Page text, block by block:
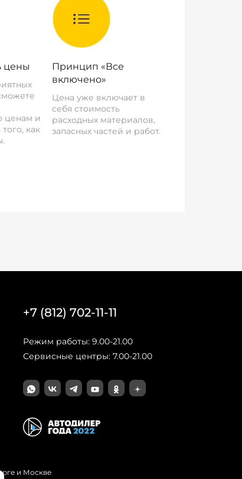
цены
ценам и
как
Принцип «Все
включено»
Цена уже включает в
себя стоимость
расходных материалов,
запасных частей и работ.
+7 (812) 702-11-11
Режим работы: 9.00-21.00
Сервисные центры: 7.00-21.00
и Москве